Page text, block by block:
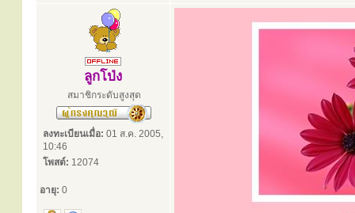
ลูกโป่ง
สมาชิกระดับสูงสุด
ลงทะเบียนเมื่อ: 01 ส.ค. 2005,
10:46
โพสต์: 12074
อายุ: 0